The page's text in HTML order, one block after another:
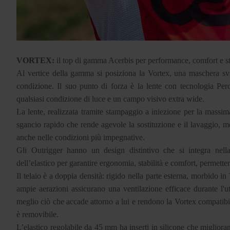
VORTEX: il top di gamma Acerbis per performance, comfort e
Al vertice della gamma si posiziona la Vortex, una maschera
condizione. Il suo punto di forza è la lente con tecnologia
qualsiasi condizione di luce e un campo visivo extra wide.
La lente, realizzata tramite stampaggio a iniezione per la
sgancio rapido che rende agevole la sostituzione e il lavaggio,
anche nelle condizioni più impegnative.
Gli Outrigger hanno un design distintivo che si integra
dell’elastico per garantire ergonomia, stabilità e comfort,
Il telaio è a doppia densità: rigido nella parte esterna, morbido
ampie aerazioni assicurano una ventilazione efficace durante
meglio ciò che accade attorno a lui e rendono la Vortex
è removibile.
L’elastico regolabile da 45 mm ha inserti in silicone che